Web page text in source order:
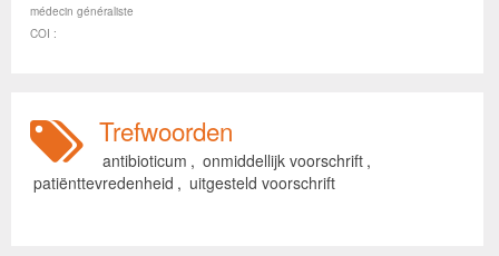
médecin généraliste
COI :
Trefwoorden
antibioticum , onmiddellijk voorschrift ,
patiënttevredenheid , uitgesteld voorschrift